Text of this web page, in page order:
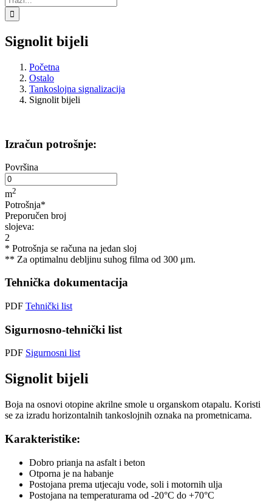
Signolit bijeli
Početna
Ostalo
Tankoslojna signalizacija
Signolit bijeli
Izračun potrošnje:
Površina
m2
Potrošnja*
Preporučen broj
slojeva:
2
* Potrošnja se računa na jedan sloj
** Za optimalnu debljinu suhog filma od 300 μm.
Tehnička dokumentacija
PDF Tehnički list
Sigurnosno-tehnički list
PDF Sigurnosni list
Signolit bijeli
Boja na osnovi otopine akrilne smole u organskom otapalu. Koristi
se za izradu horizontalnih tankoslojnih oznaka na prometnicama.
Karakteristike:
Dobro prianja na asfalt i beton
Otporna je na habanje
Postojana prema utjecaju vode, soli i motornih ulja
Postojana na temperaturama od -20°C do +70°C